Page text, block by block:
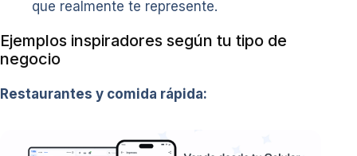
que realmente te represente.
Ejemplos inspiradores según tu tipo de
negocio
Restaurantes y comida rápida: